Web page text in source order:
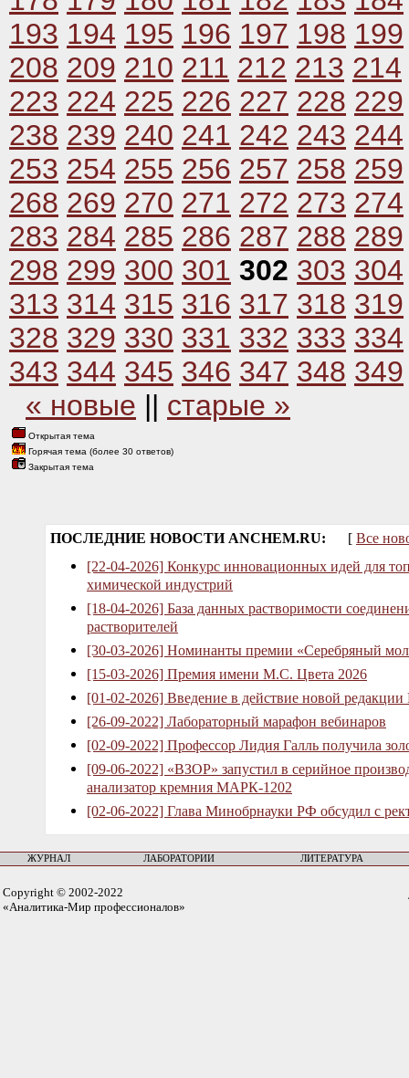
193 194 195 196 197 198 199
208 209 210 211 212 213 214
223 224 225 226 227 228 229
238 239 240 241 242 243 244
253 254 255 256 257 258 259
268 269 270 271 272 273 274
283 284 285 286 287 288 289
298 299 300 301 302 303 304
313 314 315 316 317 318 319
328 329 330 331 332 333 334
343 344 345 346 347 348 349
« новые || старые »
Открытая тема
Горячая тема (более 30 ответов)
Закрытая тема
ПОСЛЕДНИЕ НОВОСТИ ANCHEM.RU: [ Все
[22-04-2026] Конкурс инновационных идей для
химической индустрий
[18-04-2026] База данных растворимости
растворителей
[30-03-2026] Номинанты премии «Серебряный
[15-03-2026] Премия имени М.С. Цвета 2026
[01-02-2026] Введение в действие новой
[26-09-2022] Лабораторный марафон вебинаров
[02-09-2022] Профессор Лидия Галль получила
[09-06-2022] «ВЗОР» запустил в серийное
анализатор кремния МАРК-1202
[02-06-2022] Глава Минобрнауки РФ обсудил с
ЖУРНАЛ ЛАБОРАТОРИИ ЛИТЕРАТУРА
Copyright © 2002-2022
«Аналитика-Мир профессионалов»